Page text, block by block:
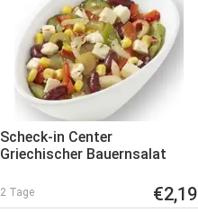
Scheck-in Center
Griechischer Bauernsalat
2 Tage €2,19